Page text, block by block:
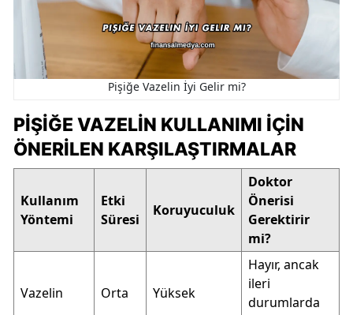
Pişiğe Vazelin İyi Gelir mi?
PIŞIĞE VAZELIN KULLANIMI İÇIN
ÖNERILEN KARŞILAŞTIRMALAR
Kullanım
Yöntemi
Etki
Süresi
Koruyuculuk
Doktor
Önerisi
Gerektirir
mi?
Vazelin Orta Yüksek
Hayır, ancak
ileri
durumlarda